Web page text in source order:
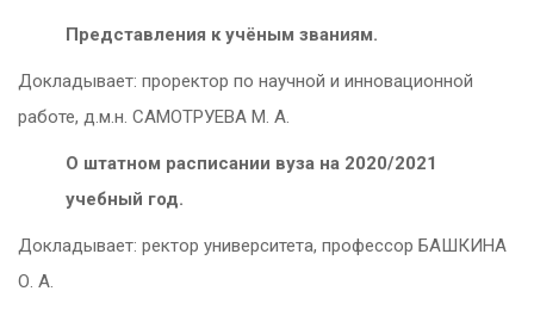
Представления к учёным званиям.
Докладывает: проректор по научной и инновационной
работе, д.м.н. САМОТРУЕВА М. А.
О штатном расписании вуза на 2020/2021
учебный год.
Докладывает: ректор университета, профессор БАШКИНА
О. А.